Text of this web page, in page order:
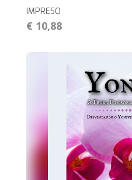
IMPRESO
€ 10,88